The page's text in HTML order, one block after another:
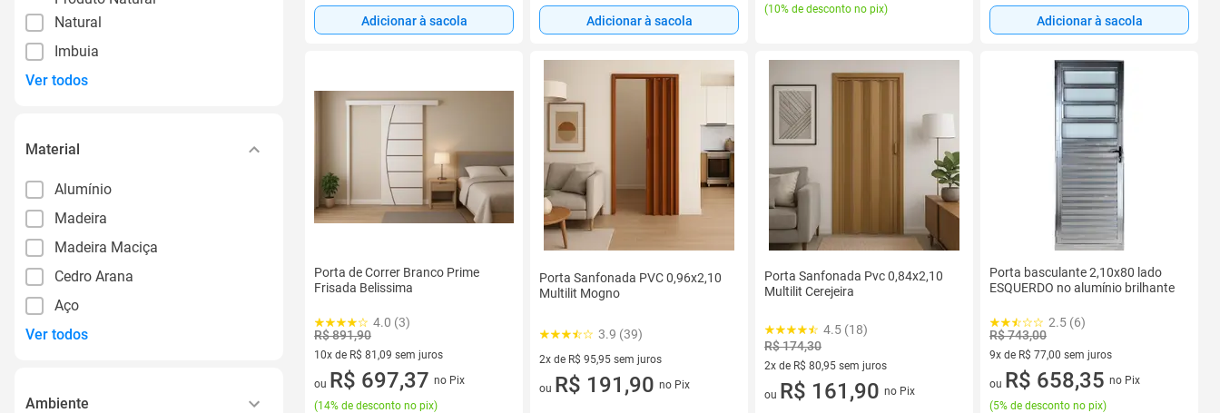
Natural
Imbuia
Ver todos
Material
Alumínio
Madeira
Madeira Maciça
Cedro Arana
Aço
Ver todos
Ambiente
Adicionar à sacola Adicionar à sacola
(10% de desconto no pix)
Adicionar à sacola
Porta de Correr Branco Prime
Frisada Belissima
4.0 (3)
R$ 891,90
10x de R$ 81,09 sem juros
10 vez de R$ 81,09 sem juros
ou R$ 697,37 no Pix
(14% de desconto no pix)
Porta Sanfonada PVC 0,96x2,10
Multilit Mogno
3.9 (39)
2x de R$ 95,95 sem juros
2 vez de R$ 95,95 sem juros
ou R$ 191,90 no Pix
Porta Sanfonada Pvc 0,84x2,10
Multilit Cerejeira
4.5 (18)
R$ 174,30
2x de R$ 80,95 sem juros
2 vez de R$ 80,95 sem juros
ou R$ 161,90 no Pix
Porta basculante 2,10x80 lado
ESQUERDO no alumínio brilhante
2.5 (6)
R$ 743,00
9x de R$ 77,00 sem juros
9 vez de R$ 77,00 sem juros
ou R$ 658,35 no Pix
(5% de desconto no pix)